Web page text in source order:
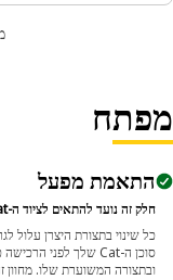
מציג 1
התאמת מפעל
חלק זה נועד להתאים לציוד ה-Cat שלך בהתבסס על מפרטי היצרן.
ובתצורה המשוערת שלו. מחוון זה